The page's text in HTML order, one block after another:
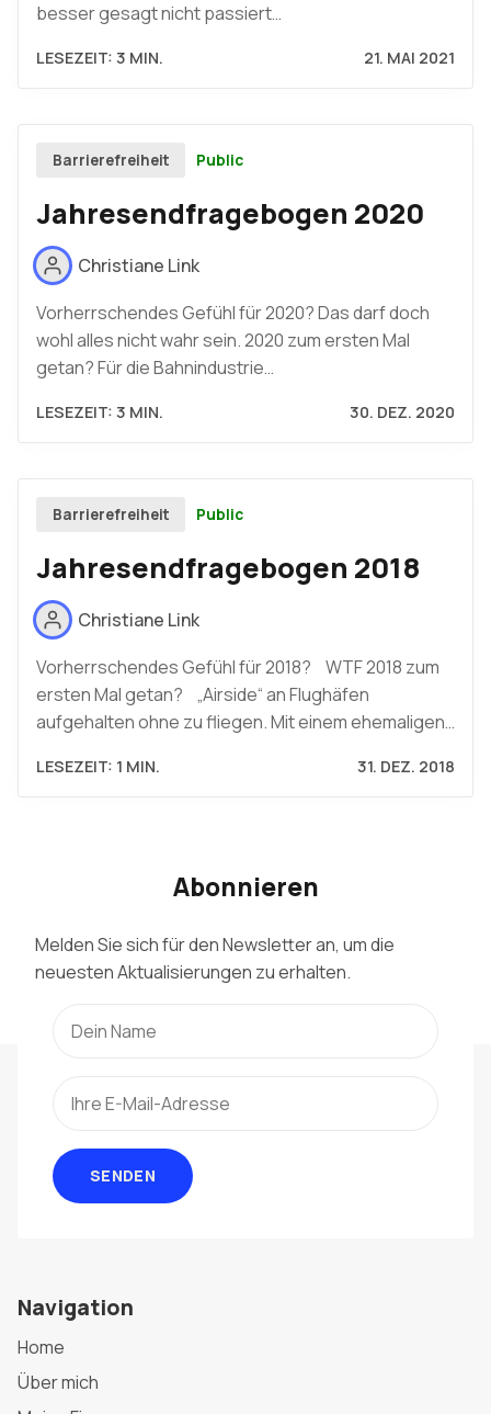
besser gesagt nicht passiert…
LESEZEIT: 3 MIN. 21. MAI 2021
Barrierefreiheit Public
Jahresendfragebogen 2020
Christiane Link
Vorherrschendes Gefühl für 2020? Das darf doch
wohl alles nicht wahr sein. 2020 zum ersten Mal
getan? Für die Bahnindustrie…
LESEZEIT: 3 MIN. 30. DEZ. 2020
Barrierefreiheit Public
Jahresendfragebogen 2018
Christiane Link
Vorherrschendes Gefühl für 2018? WTF 2018 zum
ersten Mal getan? „Airside“ an Flughäfen
aufgehalten ohne zu fliegen. Mit einem ehemaligen…
LESEZEIT: 1 MIN. 31. DEZ. 2018
Abonnieren
Melden Sie sich für den Newsletter an, um die
neuesten Aktualisierungen zu erhalten.
SENDEN
Navigation
Home
Über mich